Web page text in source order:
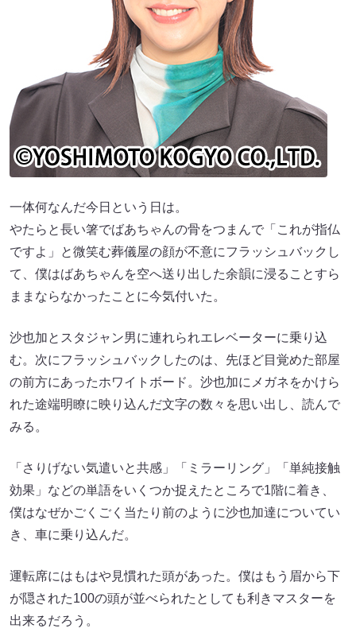
一体何なんだ今日という日は。
やたらと長い箸でばあちゃんの骨をつまんで「これが指仏
ですよ」と微笑む葬儀屋の顔が不意にフラッシュバックし
て、僕はばあちゃんを空へ送り出した余韻に浸ることすら
ままならなかったことに今気付いた。
沙也加とスタジャン男に連れられエレベーターに乗り込
む。次にフラッシュバックしたのは、先ほど目覚めた部屋
の前方にあったホワイトボード。沙也加にメガネをかけら
れた途端明瞭に映り込んだ文字の数々を思い出し、読んで
みる。
「さりげない気遣いと共感」「ミラーリング」「単純接触
効果」などの単語をいくつか捉えたところで1階に着き、
僕はなぜかごくごく当たり前のように沙也加達についてい
き、車に乗り込んだ。
運転席にはもはや見慣れた頭があった。僕はもう眉から下
が隠された100の頭が並べられたとしても利きマスターを
出来るだろう。